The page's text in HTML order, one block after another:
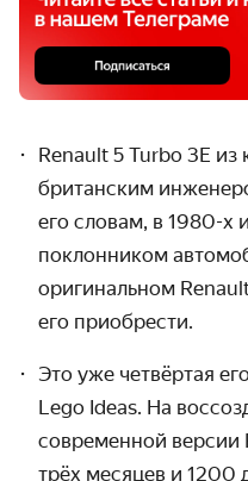
Renault 5 Turbo 3E из
британским
его словам, в 1980-
поклонником
оригинальном
его приобрести.
Это уже четвёртая
Lego Ideas. На
современной версии
трёх месяцев и 1200